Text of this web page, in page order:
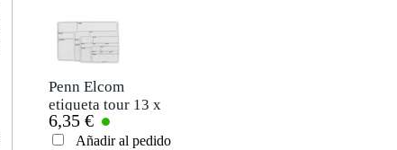
Penn Elcom
etiqueta tour 13 x
8,5 cm
6,35 €
Añadir al pedido